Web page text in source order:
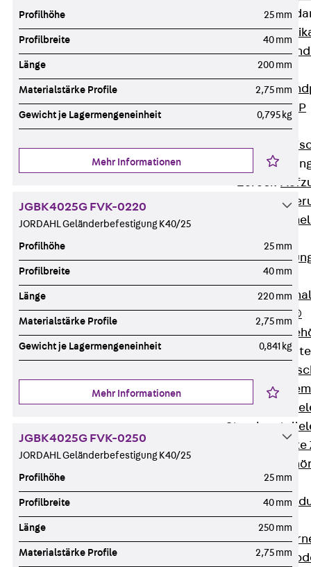
Attika-
Zurück
Windposts
Zurück
Windpost JWP
Schallisolation
Zurück
Zurück
Zurück
Schalrohre
Zurück
RAPIDOBAT®
Schalrohre
Dorne
Zurück
Profilhöhe 25 mm
Profilbreite 40 mm
Länge 200 mm
Materialstärke Profile 2,75 mm
Gewicht je Lagermengeneinheit 0,795 kg
Mehr Informationen
JGBK4025G FVK-0220
JORDAHL Geländerbefestigung K40/25
Profilhöhe 25 mm
Profilbreite 40 mm
Länge 220 mm
Materialstärke Profile 2,75 mm
Gewicht je Lagermengeneinheit 0,841 kg
Mehr Informationen
JGBK4025G FVK-0250
JORDAHL Geländerbefestigung K40/25
Profilhöhe 25 mm
Profilbreite 40 mm
Länge 250 mm
Materialstärke Profile 2,75 mm